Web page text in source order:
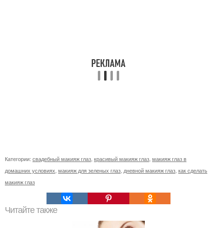
Категории: свадебный макияж глаз красивый макияж глаз макияж глаз в
домашних условиях макияж для зеленых глаз дневной макияж глаз как сделать
макияж глаз
Читайте также